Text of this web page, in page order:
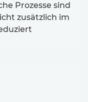
Prozesse sind
zusätzlich im